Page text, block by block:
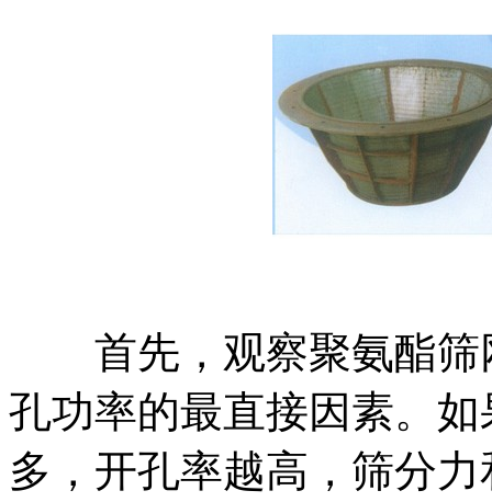
首先，观察聚氨酯筛
孔功率的最直接因素。
多，开孔率越高，筛分